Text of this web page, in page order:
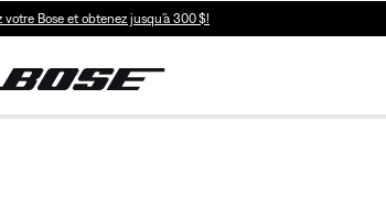
votre Bose et obtenez jusqu’à 300 $!